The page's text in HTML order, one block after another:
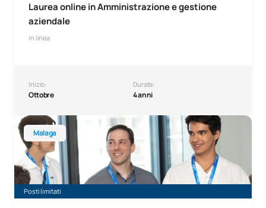
Laurea online in Amministrazione e gestione
aziendale
In linea
Inizio:
Ottobre
Durata:
4 anni
Malaga
Posti limitati
Laurea in Business Analytics a Malaga